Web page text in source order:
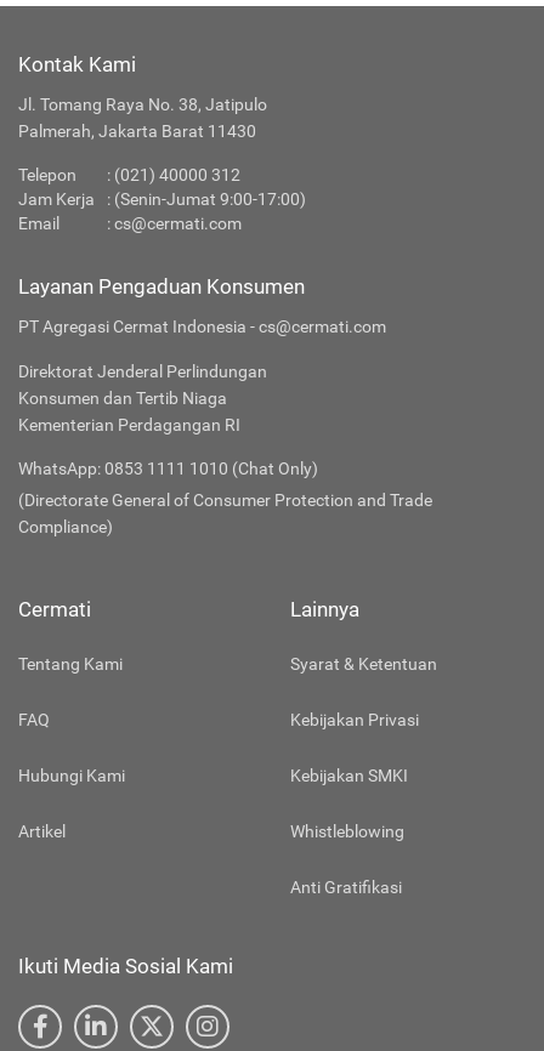
Kontak Kami
Jl. Tomang Raya No. 38, Jatipulo
Palmerah, Jakarta Barat 11430
Telepon : (021) 40000 312
Jam Kerja
: (Senin-Jumat 9:00-17:00)
Email
:cs@cermati.com
Layanan Pengaduan Konsumen
PT Agregasi Cermat Indonesia - cs@cermati.com
Direktorat Jenderal Perlindungan
Konsumen dan Tertib Niaga
Kementerian Perdagangan RI
WhatsApp: 0853 1111 1010 (Chat Only)
(Directorate General of Consumer Protection and Trade
Compliance)
Cermati
Tentang Kami
FAQ
Hubungi Kami
Artikel
Lainnya
Syarat & Ketentuan
Kebijakan Privasi
Kebijakan SMKI
Whistleblowing
Anti Gratifikasi
Ikuti Media Sosial Kami